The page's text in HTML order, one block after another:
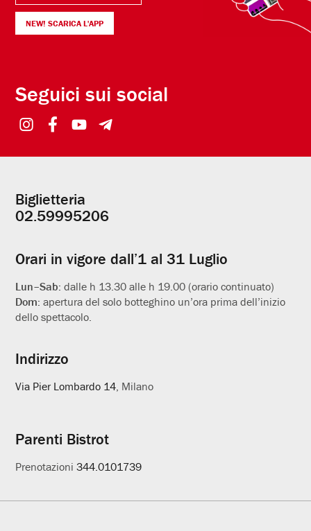
NEW! SCARICA L'APP
Seguici sui social
Informazioni
utili
Biglietteria
02.59995206
Orari in vigore dall’1 al 31 Luglio
Lun–Sab:dalle h 13.30 alle h 19.00 (orario continuato)
Dom:apertura del solo botteghino un’ora prima dell’inizio
dello spettacolo.
Indirizzo
Via Pier Lombardo 14, Milano
Parenti Bistrot
Prenotazioni344.0101739